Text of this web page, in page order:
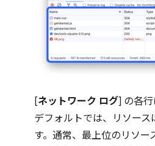
[ネットワーク ログ] の各行
デフォルトでは、リソー
す。通常、最上位のリソー